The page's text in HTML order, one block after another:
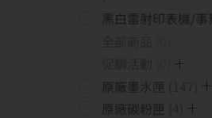
黑白雷射印表機/事
原廠墨水匣
原廠碳粉匣